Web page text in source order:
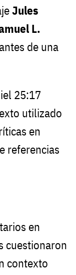
Jules
L.
de una
25:17
utilizado
en
referencias
en
cuestionaron
contexto